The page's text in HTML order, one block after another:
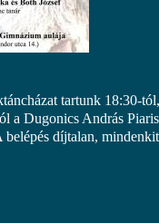
tartunk 18:30-tól,
a Dugonics András
belépés díjtalan, mindenkit